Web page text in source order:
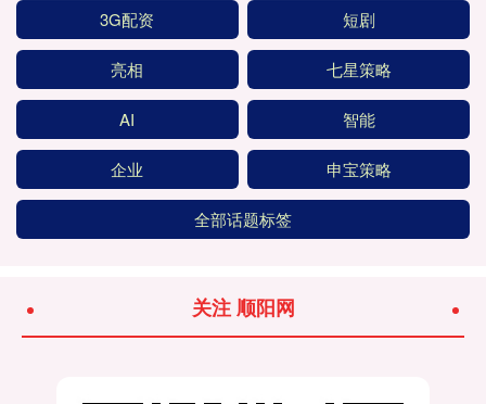
3G配资 短剧
亮相 七星策略
AI 智能
企业 申宝策略
全部话题标签
关注 顺阳网